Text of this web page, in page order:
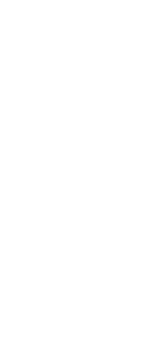
・承継課題★三菱UFJ銀行
人材）